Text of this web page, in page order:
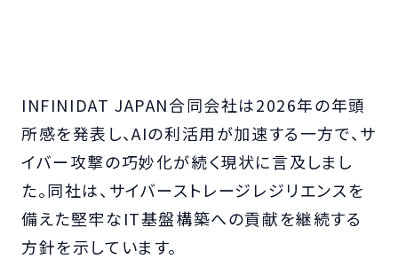
INFINIDAT JAPAN合同会社は2026年の年頭
所感を発表し、AIの利活用が加速する一方で、サ
イバー攻撃の巧妙化が続く現状に言及しまし
た。同社は、サイバーストレージレジリエンスを
備えた堅牢なIT基盤構築への貢献を継続する
方針を示しています。